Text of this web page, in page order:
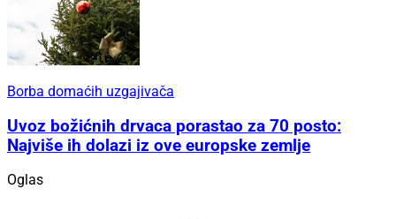
Borba domaćih uzgajivača
Uvoz božićnih drvaca porastao za 70 posto:
Najviše ih dolazi iz ove europske zemlje
Oglas